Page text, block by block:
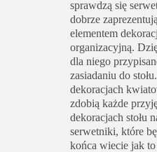
sprawdzą się
dobrze
elementem
organizacyjną.
dla niego
zasiadaniu do stołu.
dekoracjach
zdobią każde
dekoracjach stołu
serwetniki, które
końca wiecie jak